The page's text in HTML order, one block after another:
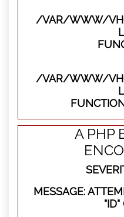
/VAR/WWW/
/VAR/WWW/
A PHP
MESSAGE: